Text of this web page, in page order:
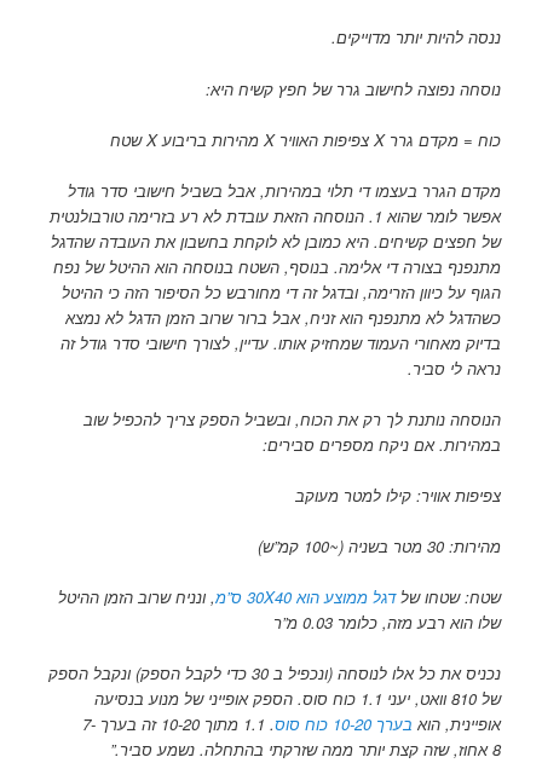
ננסה להיות יותר מדוייקים.
נוסחה נפוצה לחישוב גרר של חפץ קשיח היא:
כוח = מקדם גרר X צפיפות האוויר X מהירות בריבוע X שטח
מקדם הגרר בעצמו די תלוי במהירות, אבל בשביל חישובי סדר גודל
אפשר לומר שהוא 1. הנוסחה הזאת עובדת לא רע בזרימה טורבולנטית
של חפצים קשיחים. היא כמובן לא לוקחת בחשבון את העובדה שהדגל
מתנפנף בצורה די אלימה. בנוסף, השטח בנוסחה הוא ההיטל של נפח
הגוף על כיוון הזרימה, ובדגל זה די מחורבש כל הסיפור הזה כי ההיטל
כשהדגל לא מתנפנף הוא זניח, אבל ברור שרוב הזמן הדגל לא נמצא
בדיוק מאחורי העמוד שמחזיק אותו. עדיין, לצורך חישובי סדר גודל זה
נראה לי סביר.
הנוסחה נותנת לך רק את הכוח, ובשביל הספק צריך להכפיל שוב
במהירות. אם ניקח מספרים סבירים:
צפיפות אוויר: קילו למטר מעוקב
מהירות: 30 מטר בשניה (~100 קמ”ש)
שטח: שטחו שלדגל ממוצע הוא 30X40 ס”מ
, ונניח שרוב הזמן ההיטל
שלו הוא רבע מזה, כלומר 0.03 מ”ר
נכניס את כל אלו לנוסחה (ונכפיל ב 30 כדי לקבל הספק) ונקבל הספק
של 810 וואט, יעני 1.1 כוח סוס. הספק אופייני של מנוע בנסיעה
אופיינית, הוא בערך 10-20 כוח סוס
. 1.1 מתוך 10-20 זה בערך 7-
8 אחוז, שזה קצת יותר ממה שזרקתי בהתחלה. נשמע סביר.”